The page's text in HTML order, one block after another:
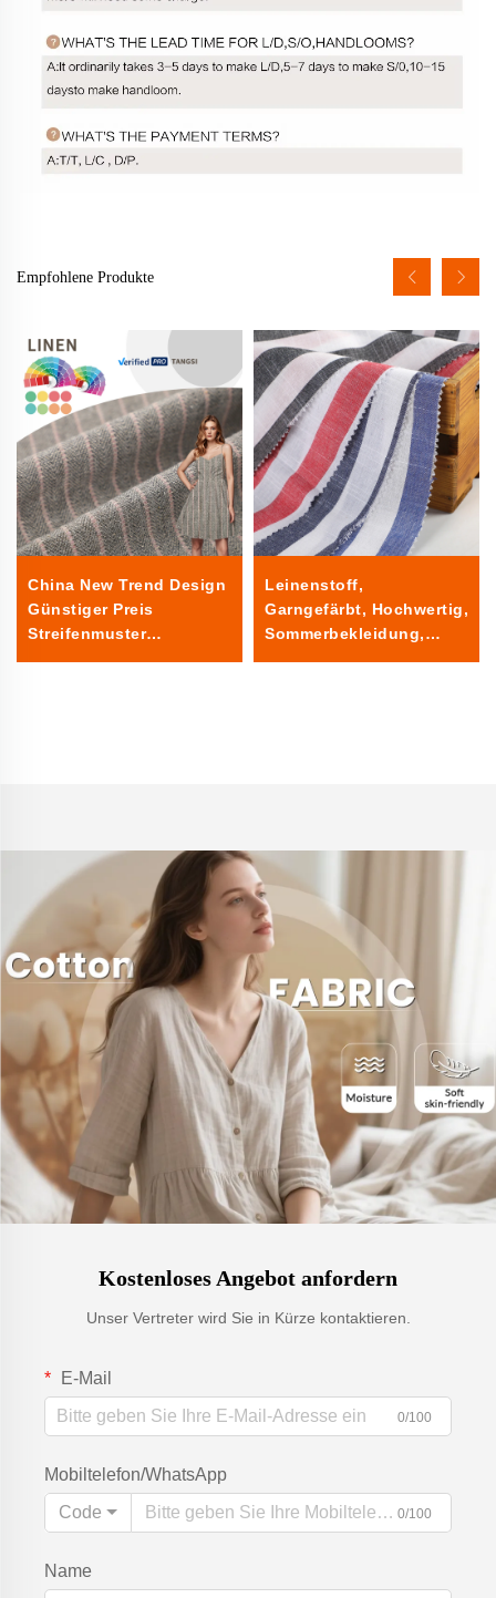
Empfohlene Produkte
China New Trend Design
Günstiger Preis
Streifenmuster
Garngefärbter Stoff
Leinenstoff,
Garngefärbt, Hochwertig,
Sommerbekleidung,
Gewebter Leinenstoff für
Kostenloses Angebot anfordern
Unser Vertreter wird Sie in Kürze kontaktieren.
E-Mail
0/100
Mobiltelefon/WhatsApp
Code
0/100
Name